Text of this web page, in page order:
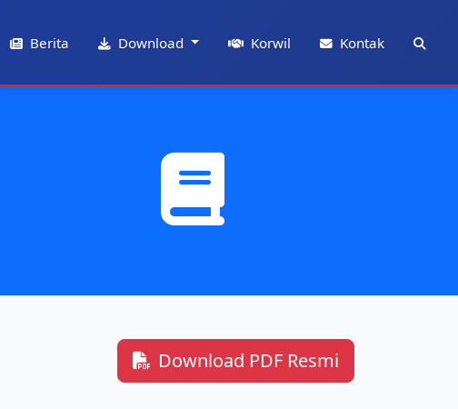
Berita Download Korwil Kontak
Download PDF Resmi